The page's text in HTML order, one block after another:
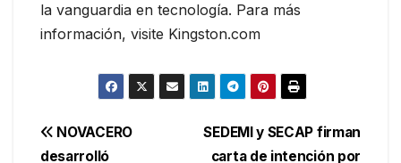
la vanguardia en tecnología. Para más
información, visite Kingston.com
Navegación
SEDEMI y SECAP firman
carta de intención por
NOVACERO
desarrolló